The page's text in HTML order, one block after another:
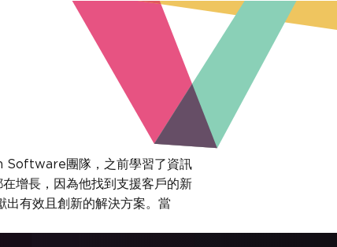
Software團隊，之前學習了資訊
增長，因為他找到支援客戶的新
有效且創新的解決方案。當